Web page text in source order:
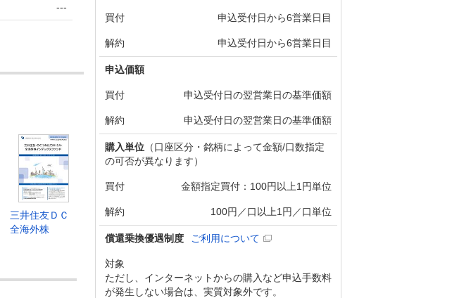
---
三井住友ＤＣ
全海外株
買付 申込受付日から6営業日目
解約 申込受付日から6営業日目
申込価額
買付 申込受付日の翌営業日の基準価額
解約 申込受付日の翌営業日の基準価額
購入単位 （口座区分・銘柄によって金額/口数指定
の可否が異なります）
買付 金額指定買付：100円以上1円単位
解約 100円／口以上1円／口単位
償還乗換優遇制度 ご利用について
対象
ただし、インターネットからの購入など申込手数料
が発生しない場合は、実質対象外です。